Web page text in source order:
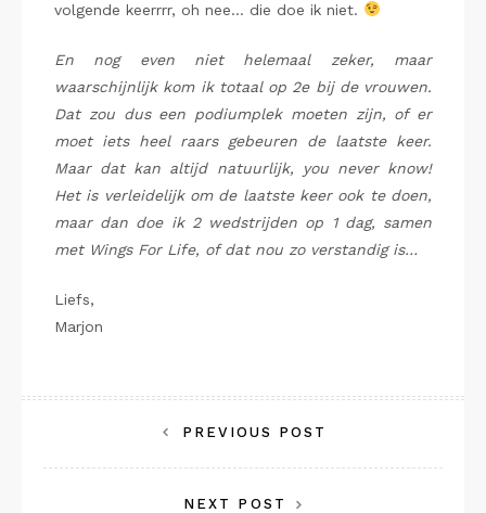
volgende keerrrr, oh nee… die doe ik niet.
En nog even niet helemaal zeker, maar
waarschijnlijk kom ik totaal op 2e bij de vrouwen.
Dat zou dus een podiumplek moeten zijn, of er
moet iets heel raars gebeuren de laatste keer.
Maar dat kan altijd natuurlijk, you never know!
Het is verleidelijk om de laatste keer ook te doen,
maar dan doe ik 2 wedstrijden op 1 dag, samen
met Wings For Life, of dat nou zo verstandig is…
Liefs,
Marjon
navigatie
PREVIOUS POST
NEXT POST